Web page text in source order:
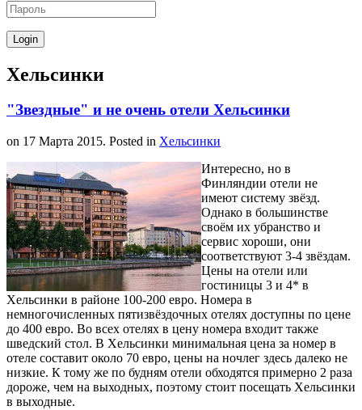
Хельсинки
"Звездные" и не очень отели Хельсинки
on 17 Марта 2015. Posted in Хельсинки
Интересно, но в
Финляндии отели не
имеют систему звёзд.
Однако в большинстве
своём их убранство и
сервис хороши, они
соответствуют 3-4 звёздам.
Цены на отели или
гостиницы 3 и 4* в
Хельсинки в районе 100-200 евро. Номера в
немногочисленных пятизвёздочных отелях доступны по цене
до 400 евро. Во всех отелях в цену номера входит также
шведский стол. В Хельсинки минимальная цена за номер в
отеле составит около 70 евро, цены на ночлег здесь далеко не
низкие. К тому же по будням отели обходятся примерно 2 раза
дороже, чем на выходных, поэтому стоит посещать Хельсинки
в выходные.